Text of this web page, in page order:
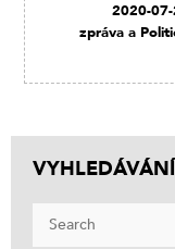
2020-
zpráva a